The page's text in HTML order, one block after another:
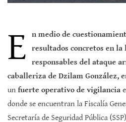
E
n medio de
resultados concretos en la
responsables del ataque
caballeriza de Dzilam González,
un fuerte operativo de vigilancia
donde se encuentran la Fiscalía
Secretaría de Seguridad Pública